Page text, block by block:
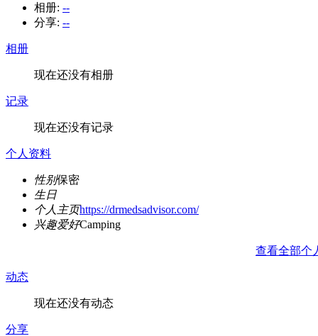
相册: --
分享: --
相册
现在还没有相册
记录
现在还没有记录
个人资料
性别保密
生日
个人主页https://drmedsadvisor.com/
兴趣爱好Camping
查看全部个
动态
现在还没有动态
分享